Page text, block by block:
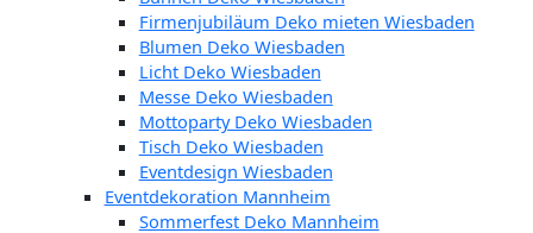
Firmenjubiläum Deko mieten Wiesbaden
Blumen Deko Wiesbaden
Licht Deko Wiesbaden
Messe Deko Wiesbaden
Mottoparty Deko Wiesbaden
Tisch Deko Wiesbaden
Eventdesign Wiesbaden
Eventdekoration Mannheim
Sommerfest Deko Mannheim